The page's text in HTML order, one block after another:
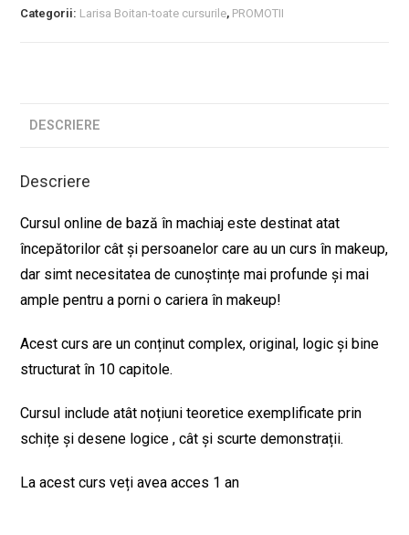
Categorii: Larisa Boitan-toate cursurile, PROMOTII
DESCRIERE
Descriere
Cursul online de bază în machiaj este destinat atat
începătorilor cât și persoanelor care au un curs în makeup,
dar simt necesitatea de cunoștințe mai profunde și mai
ample pentru a porni o cariera în makeup!
Acest curs are un conținut complex, original, logic și bine
structurat în 10 capitole.
Cursul include atât noțiuni teoretice exemplificate prin
schițe și desene logice , cât și scurte demonstrații.
La acest curs veți avea acces 1 an